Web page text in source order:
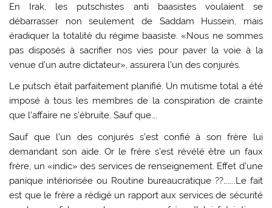
En Irak, les putschistes anti baasistes voulaient se
débarrasser non seulement de Saddam Hussein, mais
éradiquer la totalité du régime baasiste. «Nous ne sommes
pas disposés à sacrifier nos vies pour paver la voie à la
venue d’un autre dictateur», assurera l’un des conjurés.
Le putsch était parfaitement planifié. Un mutisme total a été
imposé à tous les membres de la conspiration de crainte
que l’affaire ne s’ébruite. Sauf que….
Sauf que l’un des conjurés s’est confié à son frère lui
demandant son aide. Or le frère s’est révélé être un faux
frère, un «indic» des services de renseignement. Effet d’une
panique intériorisée ou Routine bureaucratique ??……..Le fait
est que le frère a rédigé un rapport aux services de sécurité